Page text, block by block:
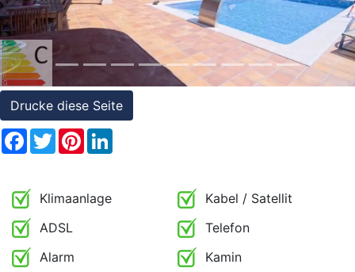
Referenzen
Immobilien
und
Steuerrecht
Drucke diese Seite
Facebook
TwitterPinterest
Klimaanlage
Kabel / Satellit
ADSL
Telefon
Alarm
Kamin